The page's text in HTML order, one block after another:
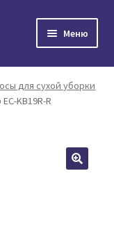
Меню
для сухой уборки
KB19R-R